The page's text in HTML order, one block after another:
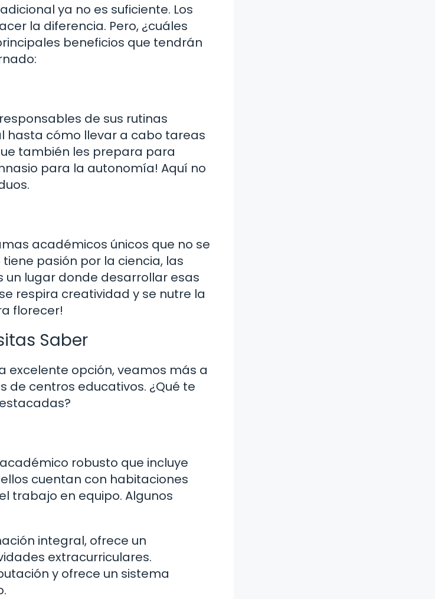
ya no es suficiente. Los
la diferencia. Pero, ¿cuáles
beneficios que tendrán
de sus rutinas
hasta cómo llevar a cabo tareas
también les prepara para
para la autonomía! Aquí no
académicos únicos que no se
pasión por la ciencia, las
lugar donde desarrollar esas
respira creatividad y se nutre la
florecer!
Saber
excelente opción, veamos más a
centros educativos. ¿Qué te
robusto que incluye
cuentan con habitaciones
trabajo en equipo. Algunos
integral, ofrece un
extracurriculares.
y ofrece un sistema